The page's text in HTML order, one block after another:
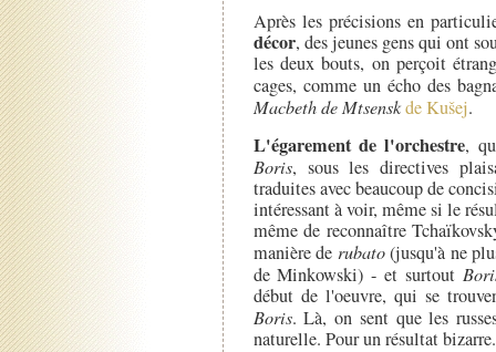
Après les précisions en
décor, des jeunes gens qui ont
les deux bouts, on perçoit
cages, comme un écho des
Macbeth de Mtsensk de Kušej.
L'égarement de l'orchestre,
Boris, sous les directives
traduites avec beaucoup de
intéressant à voir, même si le
même de reconnaître
manière de rubato(jusqu'à ne
de Minkowski) - et surtout
début de l'oeuvre, qui se
Boris. Là, on sent que les
naturelle. Pour un résultat